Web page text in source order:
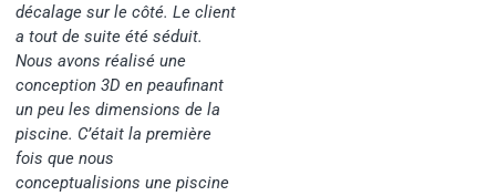
décalage sur le côté. Le client
a tout de suite été séduit.
Nous avons réalisé une
conception 3D en peaufinant
un peu les dimensions de la
piscine. C’était la première
fois que nous
conceptualisions une piscine